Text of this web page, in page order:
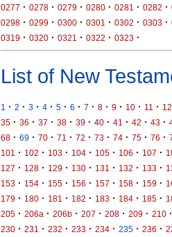
0277 · 0278 · 0279 · 0280 · 0281 · 0282 ·
0298 · 0299 · 0300 · 0301 · 0302 · 0303 ·
0319 · 0320 · 0321 · 0322 · 0323 ·
List of New
1 · 2 · 3 · 4 · 5 · 6 · 7 · 8 · 9 · 10 · 11 · 12
35 · 36 · 37 · 38 · 39 · 40 · 41 · 42 · 43 ·
68 · 69 · 70 · 71 · 72 · 73 · 74 · 75 · 76 ·
101
· 102 · 103 · 104 · 105 · 106 · 107 ·
127 · 128 · 129 · 130 · 131 · 132 · 133 ·
153 · 154 · 155 · 156 · 157 · 158 · 159 ·
179 · 180 · 181 · 182 · 183 · 184 · 185 ·
205 · 206a · 206b · 207 · 208 · 209 · 210 ·
230 · 231 · 232 · 233 · 234 · 235 · 236 ·